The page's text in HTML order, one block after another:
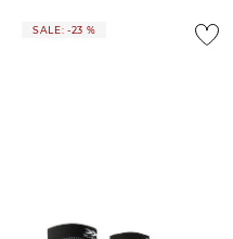
SALE: -23 %